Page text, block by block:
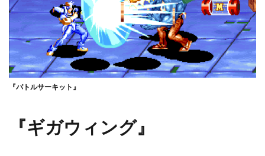
『バトルサーキット』
『ギガウィング』